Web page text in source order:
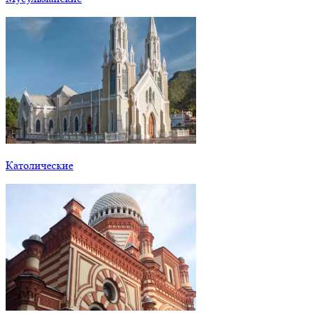
Католические